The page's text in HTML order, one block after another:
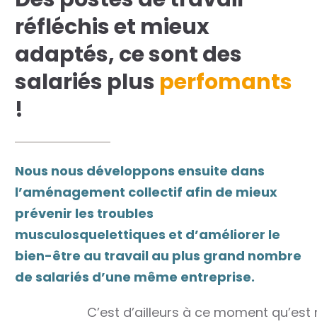
réfléchis et mieux
adaptés, ce sont des
salariés plus perfomants
!
Nous nous développons ensuite dans
l’aménagement collectif afin de mieux
prévenir les troubles
musculosquelettiques et d’améliorer le
bien-être au travail au plus grand nombre
de salariés d’une même entreprise.
C’est d’ailleurs à ce moment qu’est née